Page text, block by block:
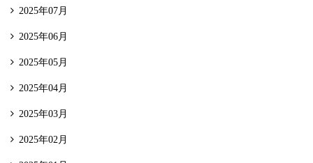
2025年07月
2025年06月
2025年05月
2025年04月
2025年03月
2025年02月